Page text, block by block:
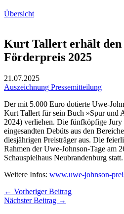
Übersicht
Kurt Tallert erhält den
Förderpreis 2025
21.07.2025
Auszeichnung Pressemitteilung
Der mit 5.000 Euro dotierte Uwe-
Kurt Tallert für sein Buch »Spur und
2024) verliehen. Die fünfköpfige Jury
eingesandten Debüts aus den
diesjährigen Preisträger aus. Die
Rahmen der Uwe-Johnson-Tage am
Schauspielhaus Neubrandenburg
Weitere Infos: www.uwe-johnson-
← Vorheriger Beitrag
Nächster Beitrag →